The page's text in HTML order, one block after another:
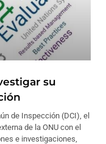
su
de Inspección (DCI), el
de la ONU con el
e investigaciones,